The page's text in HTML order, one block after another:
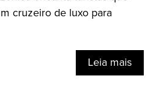
cruzeiro de luxo para
Leia mais